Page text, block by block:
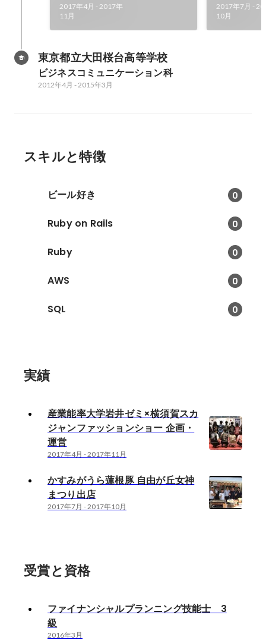
2017年4月 -2017年
11月
2017年7月 -
10月
東京都立大田桜台高等学校
ビジネスコミュニケーション科
2012年4月 -2015年3月
スキルと特徴
ビール好き 0
Ruby on Rails 0
Ruby 0
AWS 0
SQL 0
実績
産業能率大学岩井ゼミ×横須賀スカ
ジャンファッションショー 企画・
運営
2017年4月 -2017年11月
かすみがうら蓮根豚 自由が丘女神
まつり出店
2017年7月 -2017年10月
受賞と資格
ファイナンシャルプランニング技能士 3
級
2016年3月